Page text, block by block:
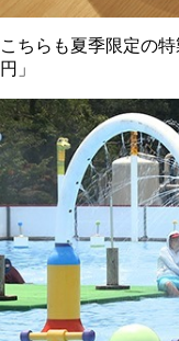
こちらも夏季限定の
円」